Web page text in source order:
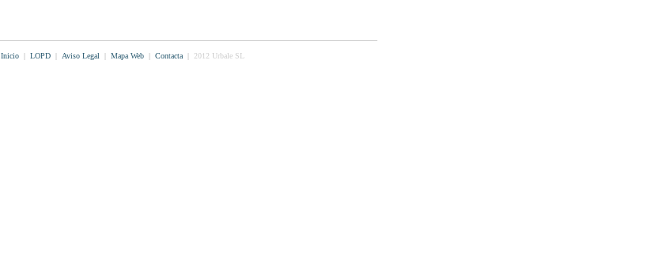
Inicio | LOPD | Aviso Legal | Mapa Web | Contacta | 2012 Urbale SL